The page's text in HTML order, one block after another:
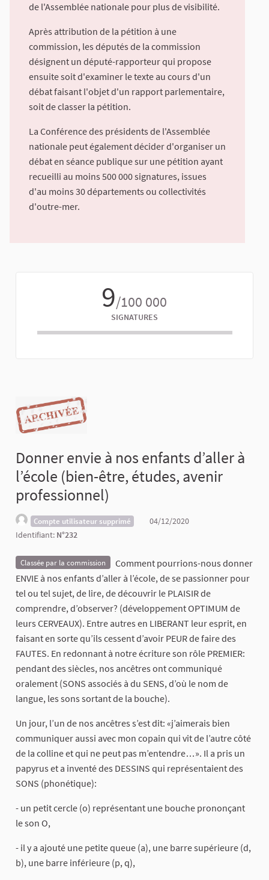
de l'Assemblée nationale pour plus de visibilité.
Après attribution de la pétition à une
commission, les députés de la commission
désignent un député-rapporteur qui propose
ensuite soit d'examiner le texte au cours d'un
débat faisant l'objet d'un rapport parlementaire,
soit de classer la pétition.
La Conférence des présidents de l'Assemblée
nationale peut également décider d'organiser un
débat en séance publique sur une pétition ayant
recueilli au moins 500 000 signatures, issues
d'au moins 30 départements ou collectivités
d'outre-mer.
9/100 000
SIGNATURES
Donner envie à nos enfants d’aller à
l’école (bien-être, études, avenir
professionnel)
Compte utilisateur supprimé
04/12/2020
Identifiant: N°232
Classée par la commission
Comment pourrions-nous donner
ENVIE à nos enfants d’aller à l’école, de se passionner pour
tel ou tel sujet, de lire, de découvrir le PLAISIR de
comprendre, d’observer? (développement OPTIMUM de
leurs CERVEAUX). Entre autres en LIBERANT leur esprit, en
faisant en sorte qu’ils cessent d’avoir PEUR de faire des
FAUTES. En redonnant à notre écriture son rôle PREMIER:
pendant des siècles, nos ancêtres ont communiqué
oralement (SONS associés à du SENS, d’où le nom de
langue, les sons sortant de la bouche).
Un jour, l’un de nos ancêtres s’est dit: «j’aimerais bien
communiquer aussi avec mon copain qui vit de l’autre côté
de la colline et qui ne peut pas m’entendre…». Il a pris un
papyrus et a inventé des DESSINS qui représentaient des
SONS (phonétique):
- un petit cercle (o) représentant une bouche prononçant
le son O,
- il y a ajouté une petite queue (a), une barre supérieure (d,
b), une barre inférieure (p, q),